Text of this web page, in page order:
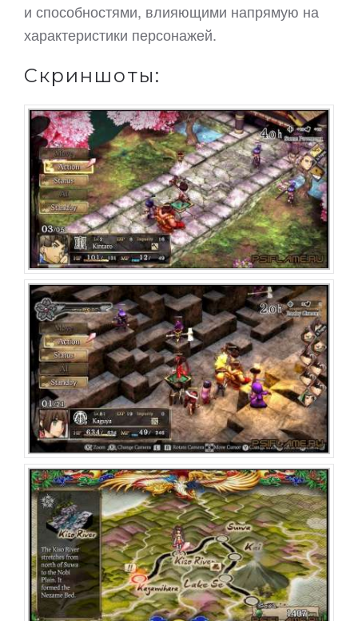
и способностями, влияющими напрямую на
характеристики персонажей.
Скриншоты: